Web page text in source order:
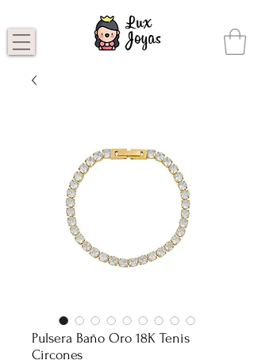
Pulsera Baño Oro 18K Tenis
Circones